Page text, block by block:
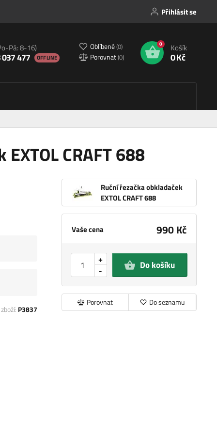
Přihlásit se
Pá: 8-16)
477 OFFLINE
Oblíbené(0)
Porovnat(0)
0 Košík
0 Kč
CRAFT 688
Ruční řezačka obkladaček
EXTOL CRAFT 688
Vaše cena 990 Kč
-
+ Do košíku
Porovnat Do seznamu
P3837